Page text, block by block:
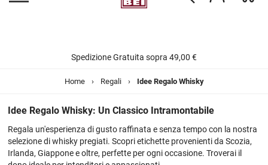
Spedizione Gratuita sopra 49,00 €
Home › Regali › Idee Regalo Whisky
Idee Regalo Whisky: Un Classico Intramontabile
Regala un'esperienza di gusto raffinata e senza tempo con la nostra
selezione di whisky pregiati. Scopri etichette provenienti da Scozia,
Irlanda, Giappone e oltre, perfette per ogni occasione. Troverai il